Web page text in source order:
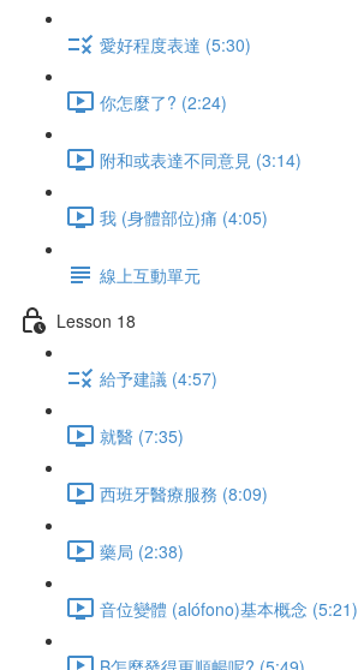
愛好程度表達 (5:30)
你怎麼了? (2:24)
附和或表達不同意見 (3:14)
我 (身體部位)痛 (4:05)
線上互動單元
Lesson 18
給予建議 (4:57)
就醫 (7:35)
西班牙醫療服務 (8:09)
藥局 (2:38)
音位變體 (alófono)基本概念 (5:21)